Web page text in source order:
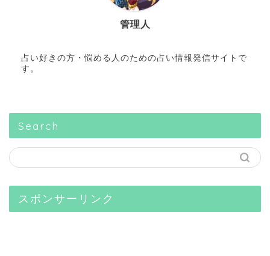
管理人
占い好きの方・悩める人のための占い情報発信サイトで
す。
Search
スポンサーリンク